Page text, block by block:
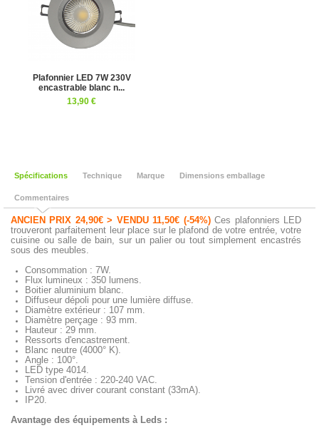
Plafonnier LED 7W 230V
encastrable blanc n...
13,90 €
Spécifications Technique Marque Dimensions emballage
Commentaires
ANCIEN PRIX 24,90€ > VENDU 11,50€ (-54%) Ces plafonniers LED
trouveront parfaitement leur place sur le plafond de votre entrée, votre
cuisine ou salle de bain, sur un palier ou tout simplement encastrés
sous des meubles.
Consommation : 7W.
Flux lumineux : 350 lumens.
Boitier aluminium blanc.
Diffuseur dépoli pour une lumière diffuse.
Diamètre extérieur : 107 mm.
Diamètre perçage : 93 mm.
Hauteur : 29 mm.
Ressorts d'encastrement.
Blanc neutre (4000° K).
Angle : 100°.
LED type 4014.
Tension d'entrée : 220-240 VAC.
Livré avec driver courant constant (33mA).
IP20.
Avantage des équipements à Leds :